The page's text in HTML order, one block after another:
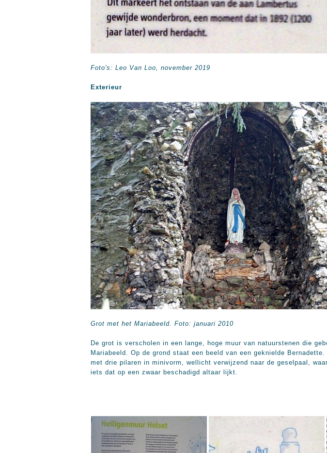
Foto's: Leo Van Loo, november 2019
Exterieur
Grot met het Mariabeeld. Foto: januari 2010
De grot is verscholen in een lange, hoge muur van natuurstenen die
Mariabeeld. Op de grond staat een beeld van een geknielde
met drie pilaren in minivorm, wellicht verwijzend naar de geselpaal,
iets dat op een zwaar beschadigd altaar lijkt.